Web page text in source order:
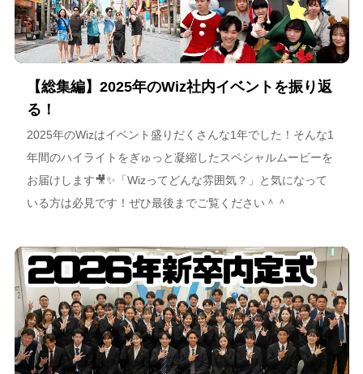
【総集編】2025年のWiz社内イベントを振り返
る！
2025年のWizはイベント盛りだくさんな1年でした！そんな1
年間のハイライトをぎゅっと凝縮したスペシャルムービーを
お届けします🎥✨「Wizってどんな雰囲気？」と気になって
いる方は必見です！ぜひ最後までご覧ください＾＾